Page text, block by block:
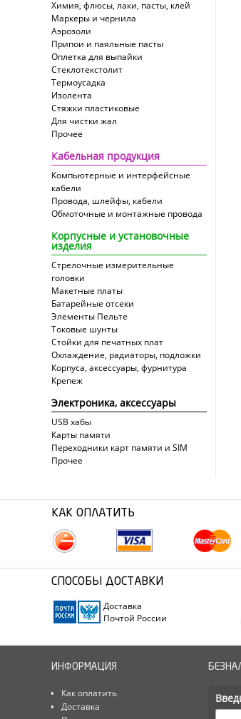
Химия, флюсы, лаки, пасты, клей
Маркеры и чернила
Аэрозоли
Припои и паяльные пасты
Оплетка для выпайки
Cтеклотекстолит
Термоусадка
Изолента
Стяжки пластиковые
Для чистки жал
Прочее
Кабельная продукция
Компьютерные и интерфейсные
кабели
Провода, шлейфы, кабели
Обмоточные и монтажные провода
Корпусные и установочные
изделия
Стрелочные измерительные
головки
Макетные платы
Батарейные отсеки
Элементы Пельте
Токовые шунты
Стойки для печатных плат
Охлаждение, радиаторы, подложки
Корпуса, аксессуары, фурнитура
Крепеж
Электроника, аксессуары
USB хабы
Карты памяти
Переходники карт памяти и SIM
Прочее
КАК ОПЛАТИТЬ
СПОСОБЫ ДОСТАВКИ
Доставка
Почтой России
ИНФОРМАЦИЯ
Как оплатить
Доставка